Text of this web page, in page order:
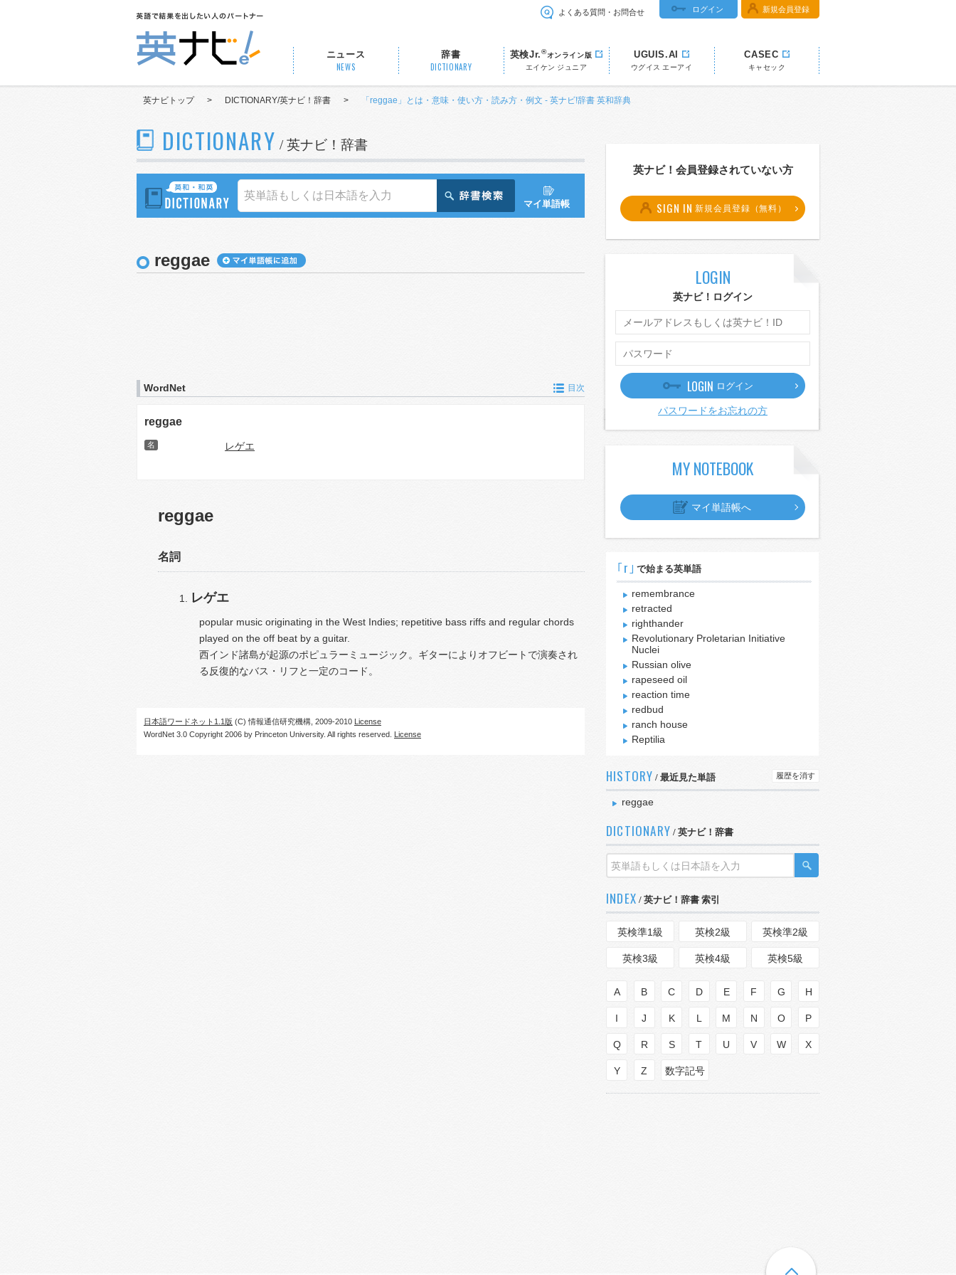
よくある質問・お問合せ ログイン 新規会員登録
ニュース
NEWS
辞書
DICTIONARY
英検Jr.®オンライン版
エイケン ジュニア
UGUIS.AI
ウグイス エーアイ
CASEC
キャセック
英ナビトップ > DICTIONARY/英ナビ！辞書 > 「reggae」とは・意味・使い方・読み方・例文 - 英ナビ!辞書 英和辞典
DICTIONARY / 英ナビ！辞書
マイ単語帳
reggae
WordNet 目次
reggae
名 レゲエ
reggae
名詞
レゲエ
popular music originating in the West Indies; repetitive bass riffs and regular chords
played on the off beat by a guitar.
西インド諸島が起源のポピュラーミュージック。ギターによりオフビートで演奏され
る反復的なバス・リフと一定のコード。
日本語ワードネット1.1版 (C) 情報通信研究機構, 2009-2010 License
WordNet 3.0 Copyright 2006 by Princeton University. All rights reserved. License
英ナビ！会員登録されていない方
SIGN IN 新規会員登録（無料）
LOGIN
英ナビ！ログイン
LOGIN ログイン
パスワードをお忘れの方
MY NOTEBOOK
マイ単語帳へ
｢r｣ で始まる英単語
remembrance
retracted
righthander
Revolutionary Proletarian Initiative
Nuclei
Russian olive
rapeseed oil
reaction time
redbud
ranch house
Reptilia
HISTORY / 最近見た単語 履歴を消す
reggae
DICTIONARY / 英ナビ！辞書
INDEX / 英ナビ！辞書 索引
英検準1級 英検2級 英検準2級
英検3級 英検4級 英検5級
A B C D E F G H
I J K L M N O P
Q R S T U V W X
Y Z 数字記号